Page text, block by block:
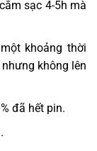
sạc 4-5h mà
khoảng thời
không lên
đã hết pin.